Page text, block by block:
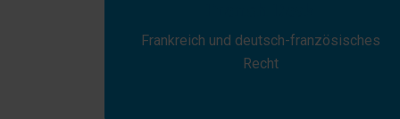
Frankreich und deutsch-französisches
Recht